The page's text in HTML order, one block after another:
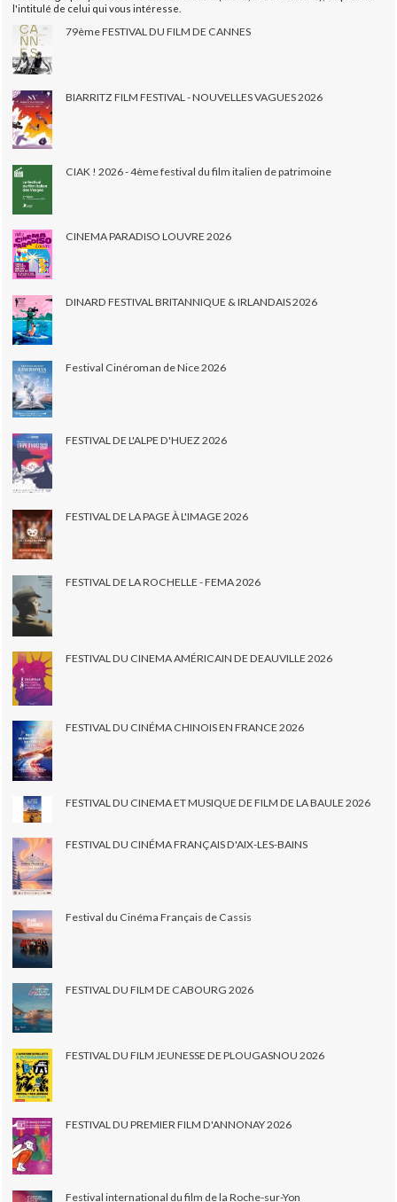
l'intitulé de celui qui vous intéresse.
79ème FESTIVAL DU FILM DE CANNES
BIARRITZ FILM FESTIVAL - NOUVELLES VAGUES 2026
CIAK ! 2026 - 4ème festival du film italien de patrimoine
CINEMA PARADISO LOUVRE 2026
DINARD FESTIVAL BRITANNIQUE & IRLANDAIS 2026
Festival Cinéroman de Nice 2026
FESTIVAL DE L'ALPE D'HUEZ 2026
FESTIVAL DE LA PAGE À L'IMAGE 2026
FESTIVAL DE LA ROCHELLE - FEMA 2026
FESTIVAL DU CINEMA AMÉRICAIN DE DEAUVILLE 2026
FESTIVAL DU CINÉMA CHINOIS EN FRANCE 2026
FESTIVAL DU CINEMA ET MUSIQUE DE FILM DE LA BAULE 2026
FESTIVAL DU CINÉMA FRANÇAIS D'AIX-LES-BAINS
Festival du Cinéma Français de Cassis
FESTIVAL DU FILM DE CABOURG 2026
FESTIVAL DU FILM JEUNESSE DE PLOUGASNOU 2026
FESTIVAL DU PREMIER FILM D'ANNONAY 2026
Festival international du film de la Roche-sur-Yon